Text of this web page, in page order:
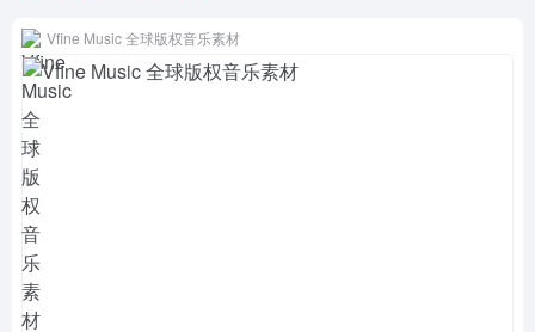
Vfine Music 全球版权音乐素材